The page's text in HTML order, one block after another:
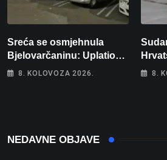
Sreća se osmjehnula
Bjelovarčaninu: Uplatio
samo 4 eura, a osvojio
8. KOLOVOZA 2026. 8.
NEDAVNE OBJAVE